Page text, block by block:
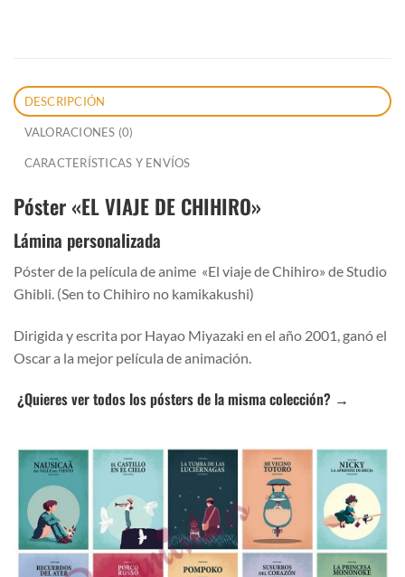
DESCRIPCIÓN
VALORACIONES (0)
CARACTERÍSTICAS Y ENVÍOS
Póster «EL VIAJE DE CHIHIRO»
Lámina personalizada
Póster de la película de anime «El viaje de Chihiro» de Studio
Ghibli. (Sen to Chihiro no kamikakushi)
Dirigida y escrita por Hayao Miyazaki en el año 2001, ganó el
Oscar a la mejor película de animación.
¿Quieres ver todos los pósters de la misma colección? →